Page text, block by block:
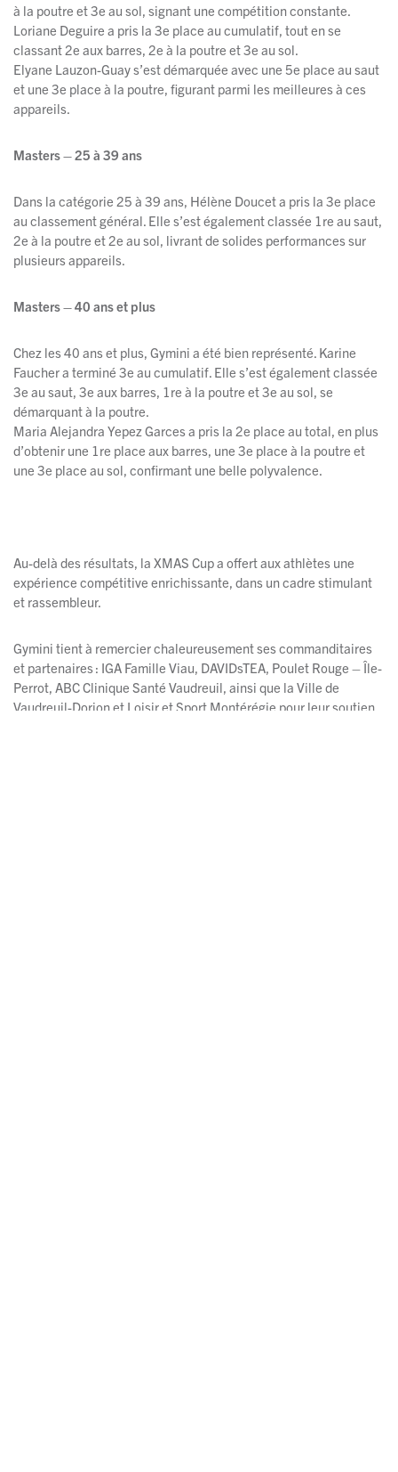
à la poutre et 3e au sol, signant une compétition constante.
Loriane Deguire a pris la 3e place au cumulatif, tout en se
classant 2e aux barres, 2e à la poutre et 3e au sol.
Elyane Lauzon-Guay s’est démarquée avec une 5e place au saut
et une 3e place à la poutre, figurant parmi les meilleures à ces
appareils.
Masters – 25 à 39 ans
Dans la catégorie 25 à 39 ans, Hélène Doucet a pris la 3e place
au classement général. Elle s’est également classée 1re au saut,
2e à la poutre et 2e au sol, livrant de solides performances sur
plusieurs appareils.
Masters – 40 ans et plus
Chez les 40 ans et plus, Gymini a été bien représenté. Karine
Faucher a terminé 3e au cumulatif. Elle s’est également classée
3e au saut, 3e aux barres, 1re à la poutre et 3e au sol, se
démarquant à la poutre.
Maria Alejandra Yepez Garces a pris la 2e place au total, en plus
d’obtenir une 1re place aux barres, une 3e place à la poutre et
une 3e place au sol, confirmant une belle polyvalence.
Au-delà des résultats, la XMAS Cup a offert aux athlètes une
expérience compétitive enrichissante, dans un cadre stimulant
et rassembleur.
Gymini tient à remercier chaleureusement ses commanditaires
et partenaires : IGA Famille Viau, DAVIDsTEA, Poulet Rouge – Île-
Perrot, ABC Clinique Santé Vaudreuil, ainsi que la Ville de
Vaudreuil-Dorion et Loisir et Sport Montérégie pour leur soutien